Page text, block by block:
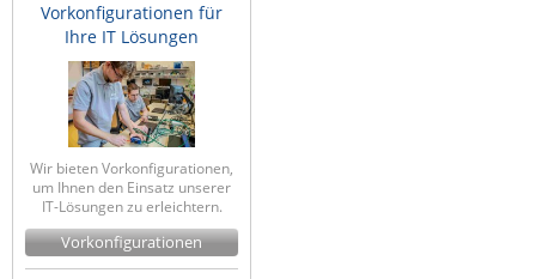
Vorkonfigurationen für
Ihre IT Lösungen
Wir bieten Vorkonfigurationen,
um Ihnen den Einsatz unserer
IT-Lösungen zu erleichtern.
Vorkonfigurationen